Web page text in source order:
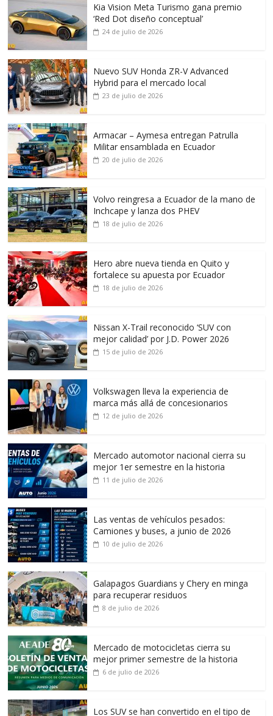
Kia Vision Meta Turismo gana premio
‘Red Dot diseño conceptual’
24 de julio de 2026
Nuevo SUV Honda ZR-V Advanced
Hybrid para el mercado local
23 de julio de 2026
Armacar – Aymesa entregan Patrulla
Militar ensamblada en Ecuador
20 de julio de 2026
Volvo reingresa a Ecuador de la mano de
Inchcape y lanza dos PHEV
18 de julio de 2026
Hero abre nueva tienda en Quito y
fortalece su apuesta por Ecuador
18 de julio de 2026
Nissan X-Trail reconocido ‘SUV con
mejor calidad’ por J.D. Power 2026
15 de julio de 2026
Volkswagen lleva la experiencia de
marca más allá de concesionarios
12 de julio de 2026
Mercado automotor nacional cierra su
mejor 1er semestre en la historia
11 de julio de 2026
Las ventas de vehículos pesados:
Camiones y buses, a junio de 2026
10 de julio de 2026
Galapagos Guardians y Chery en minga
para recuperar residuos
8 de julio de 2026
Mercado de motocicletas cierra su
mejor primer semestre de la historia
6 de julio de 2026
Los SUV se han convertido en el tipo de